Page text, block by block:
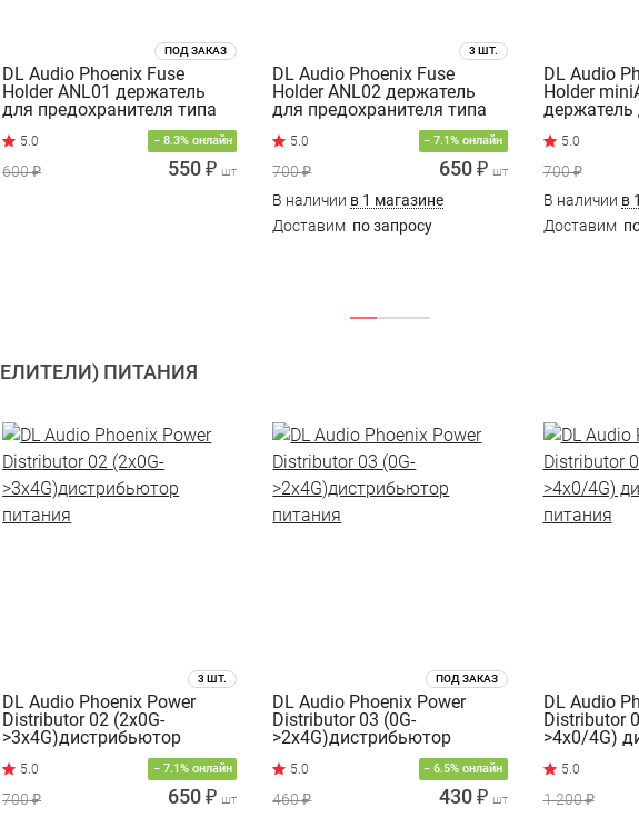
ПОД ЗАКАЗ
DL Audio Phoenix Fuse
Holder ANL01 держатель
для предохранителя типа
− 8.3% онлайн
600 ₽ 550 ₽ шт
3 ШТ.
DL Audio Phoenix Fuse
Holder ANL02 держатель
для предохранителя типа
− 7.1% онлайн
700 ₽ 650 ₽ шт
В наличии в 1 магазине
Доставим по запросу
DL Audio
Holder
держатель
miniANL
700 ₽
В наличии в
Доставим
ПИТАНИЯ
3 ШТ.
DL Audio Phoenix Power
Distributor 02 (2х0G-
>3x4G)дистрибьютор
− 7.1% онлайн
700 ₽ 650 ₽ шт
ПОД ЗАКАЗ
DL Audio Phoenix Power
Distributor 03 (0G-
>2x4G)дистрибьютор
− 6.5% онлайн
460 ₽ 430 ₽ шт
DL Audio
Distributor
>4x0/4G)
1 200 ₽